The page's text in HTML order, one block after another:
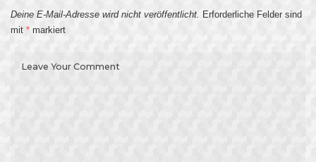
Deine E-Mail-Adresse wird nicht veröffentlicht. Erforderliche Felder sind
mit * markiert